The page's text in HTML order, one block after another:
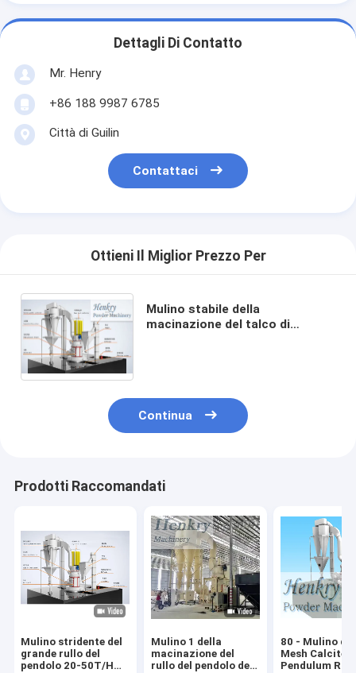
Dettagli Di Contatto
Mr. Henry
+86 188 9987 6785
Città di Guilin
Contattaci
Ottieni Il Miglior Prezzo Per
Mulino stabile della
macinazione del talco di
Continua
Prodotti Raccomandati
Mulino stridente del
grande rullo del
pendolo 20-50T/H
Mulino 1 della
macinazione del
rullo del pendolo del
80 - Mulino di
Mesh Calcite
Pendulum